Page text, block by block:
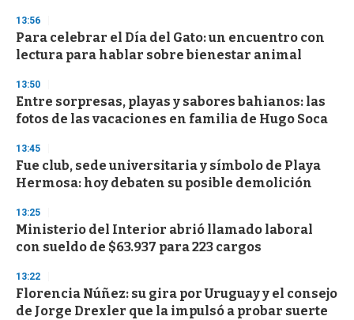
13:56
Para celebrar el Día del Gato: un encuentro con
lectura para hablar sobre bienestar animal
13:50
Entre sorpresas, playas y sabores bahianos: las
fotos de las vacaciones en familia de Hugo Soca
13:45
Fue club, sede universitaria y símbolo de Playa
Hermosa: hoy debaten su posible demolición
13:25
Ministerio del Interior abrió llamado laboral
con sueldo de $63.937 para 223 cargos
13:22
Florencia Núñez: su gira por Uruguay y el consejo
de Jorge Drexler que la impulsó a probar suerte